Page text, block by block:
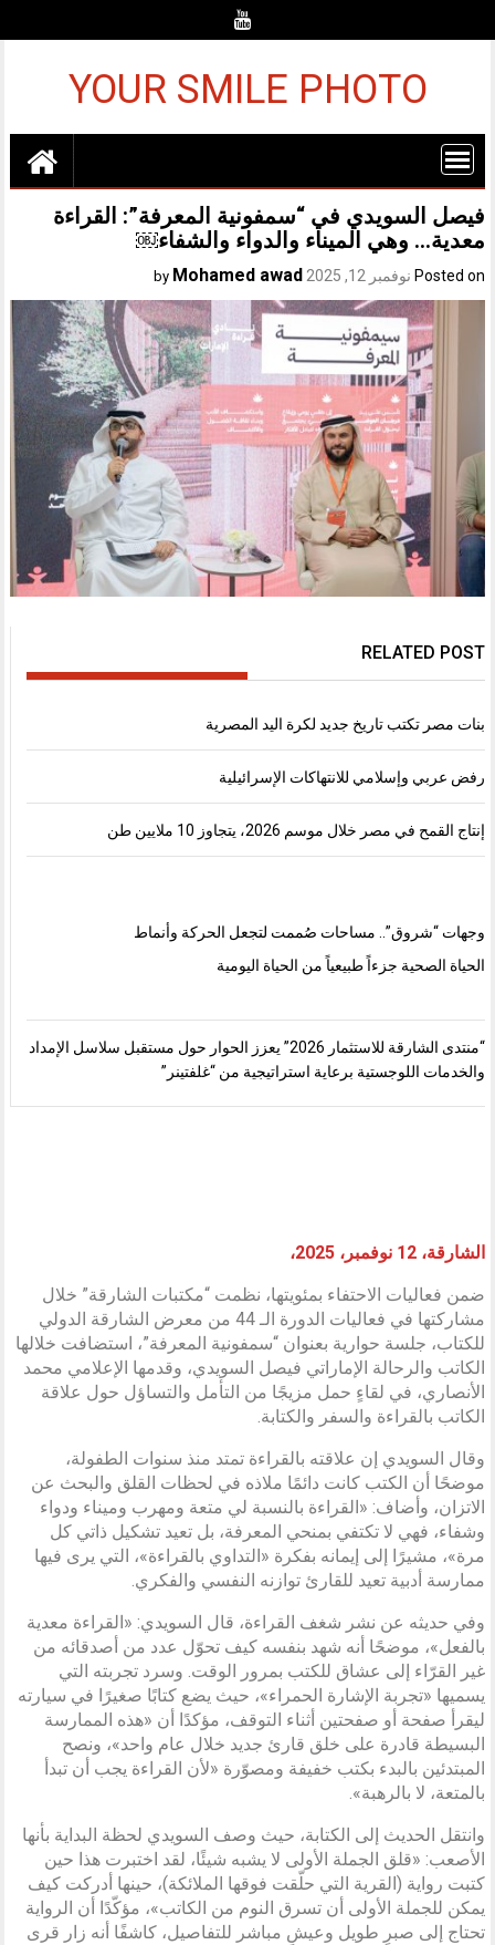
YOUR SMILE PHOTO
فيصل السويدي في “سمفونية المعرفة”: القراءة
معدية… وهي الميناء والدواء والشفاء￼
Posted on نوفمبر 12, 2025 Mohamed awad
RELATED POST
بنات مصر تكتب تاريخ جديد لكرة اليد المصرية
رفض عربي وإسلامي للانتهاكات الإسرائيلية
إنتاج القمح في مصر خلال موسم 2026، يتجاوز 10 ملايين طن
وجهات “شروق”.. مساحات صُممت لتجعل الحركة وأنماط
الحياة الصحية جزءاً طبيعياً من الحياة اليومية
“منتدى الشارقة للاستثمار 2026” يعزز الحوار حول مستقبل سلاسل الإمداد
والخدمات اللوجستية برعاية استراتيجية من “غلفتينر”
الشارقة، 12 نوفمبر، 2025،
ضمن فعاليات الاحتفاء بمئويتها، نظمت “مكتبات الشارقة” خلال
مشاركتها في فعاليات الدورة الـ 44 من معرض الشارقة الدولي
للكتاب، جلسة حوارية بعنوان “سمفونية المعرفة”، استضافت خلالها
الكاتب والرحالة الإماراتي فيصل السويدي، وقدمها الإعلامي محمد
الأنصاري، في لقاءٍ حمل مزيجًا من التأمل والتساؤل حول علاقة
الكاتب بالقراءة والسفر والكتابة.
وقال السويدي إن علاقته بالقراءة تمتد منذ سنوات الطفولة،
موضحًا أن الكتب كانت دائمًا ملاذه في لحظات القلق والبحث عن
الاتزان، وأضاف: «القراءة بالنسبة لي متعة ومهرب وميناء ودواء
وشفاء، فهي لا تكتفي بمنحي المعرفة، بل تعيد تشكيل ذاتي كل
مرة»، مشيرًا إلى إيمانه بفكرة «التداوي بالقراءة»، التي يرى فيها
ممارسة أدبية تعيد للقارئ توازنه النفسي والفكري.
وفي حديثه عن نشر شغف القراءة، قال السويدي: «القراءة معدية
بالفعل»، موضحًا أنه شهد بنفسه كيف تحوّل عدد من أصدقائه من
غير القرّاء إلى عشاق للكتب بمرور الوقت. وسرد تجربته التي
يسميها «تجربة الإشارة الحمراء»، حيث يضع كتابًا صغيرًا في سيارته
ليقرأ صفحة أو صفحتين أثناء التوقف، مؤكدًا أن «هذه الممارسة
البسيطة قادرة على خلق قارئ جديد خلال عام واحد»، ونصح
المبتدئين بالبدء بكتب خفيفة ومصوّرة «لأن القراءة يجب أن تبدأ
بالمتعة، لا بالرهبة».
وانتقل الحديث إلى الكتابة، حيث وصف السويدي لحظة البداية بأنها
الأصعب: «قلق الجملة الأولى لا يشبه شيئًا، لقد اختبرت هذا حين
كتبت رواية (القرية التي حلّقت فوقها الملائكة)، حينها أدركت كيف
يمكن للجملة الأولى أن تسرق النوم من الكاتب»، مؤكّدًا أن الرواية
تحتاج إلى صبرٍ طويل وعيشٍ مباشر للتفاصيل، كاشفًا أنه زار قرى